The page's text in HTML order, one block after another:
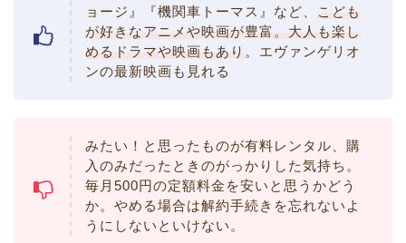
ョージ』『機関車トーマス』など、 こども
が好きなアニメや映画が豊富。大人も楽し
めるドラマや映画もあり 。エヴァンゲリオ
ンの最新映画も見れる
みたい！と思ったものが有料レンタル、購
入のみだったときのがっかりした気持ち。
毎月500円の定額料金を安いと思うかどう
か。やめる場合は解約手続きを忘れないよ
うにしないといけない。